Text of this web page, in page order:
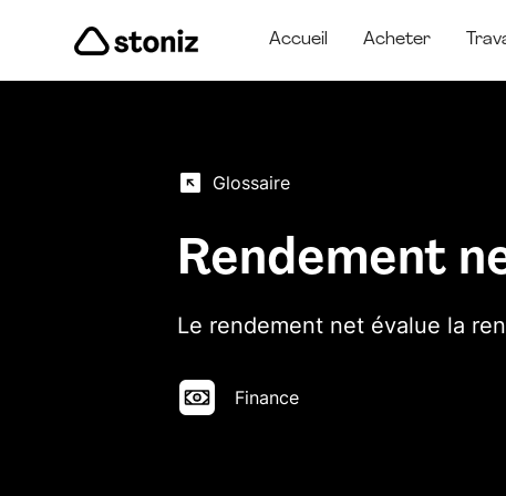
Accueil Acheter
Glossaire
Rendement
Le rendement net évalue la
Finance